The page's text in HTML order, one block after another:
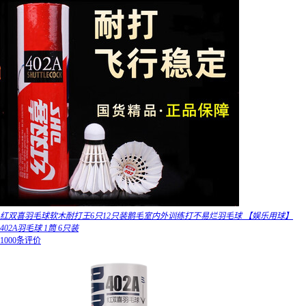
红双喜羽毛球软木耐打王6只12只装鹅毛室内外训练打不易烂羽毛球 【娱乐用球】
402A羽毛球 1筒 6只装
1000条评价